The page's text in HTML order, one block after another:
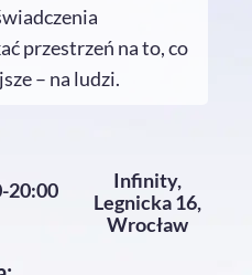
przestrzeń na to, co
– na ludzi.
20:00
Infinity,
Legnicka 16,
Wrocław